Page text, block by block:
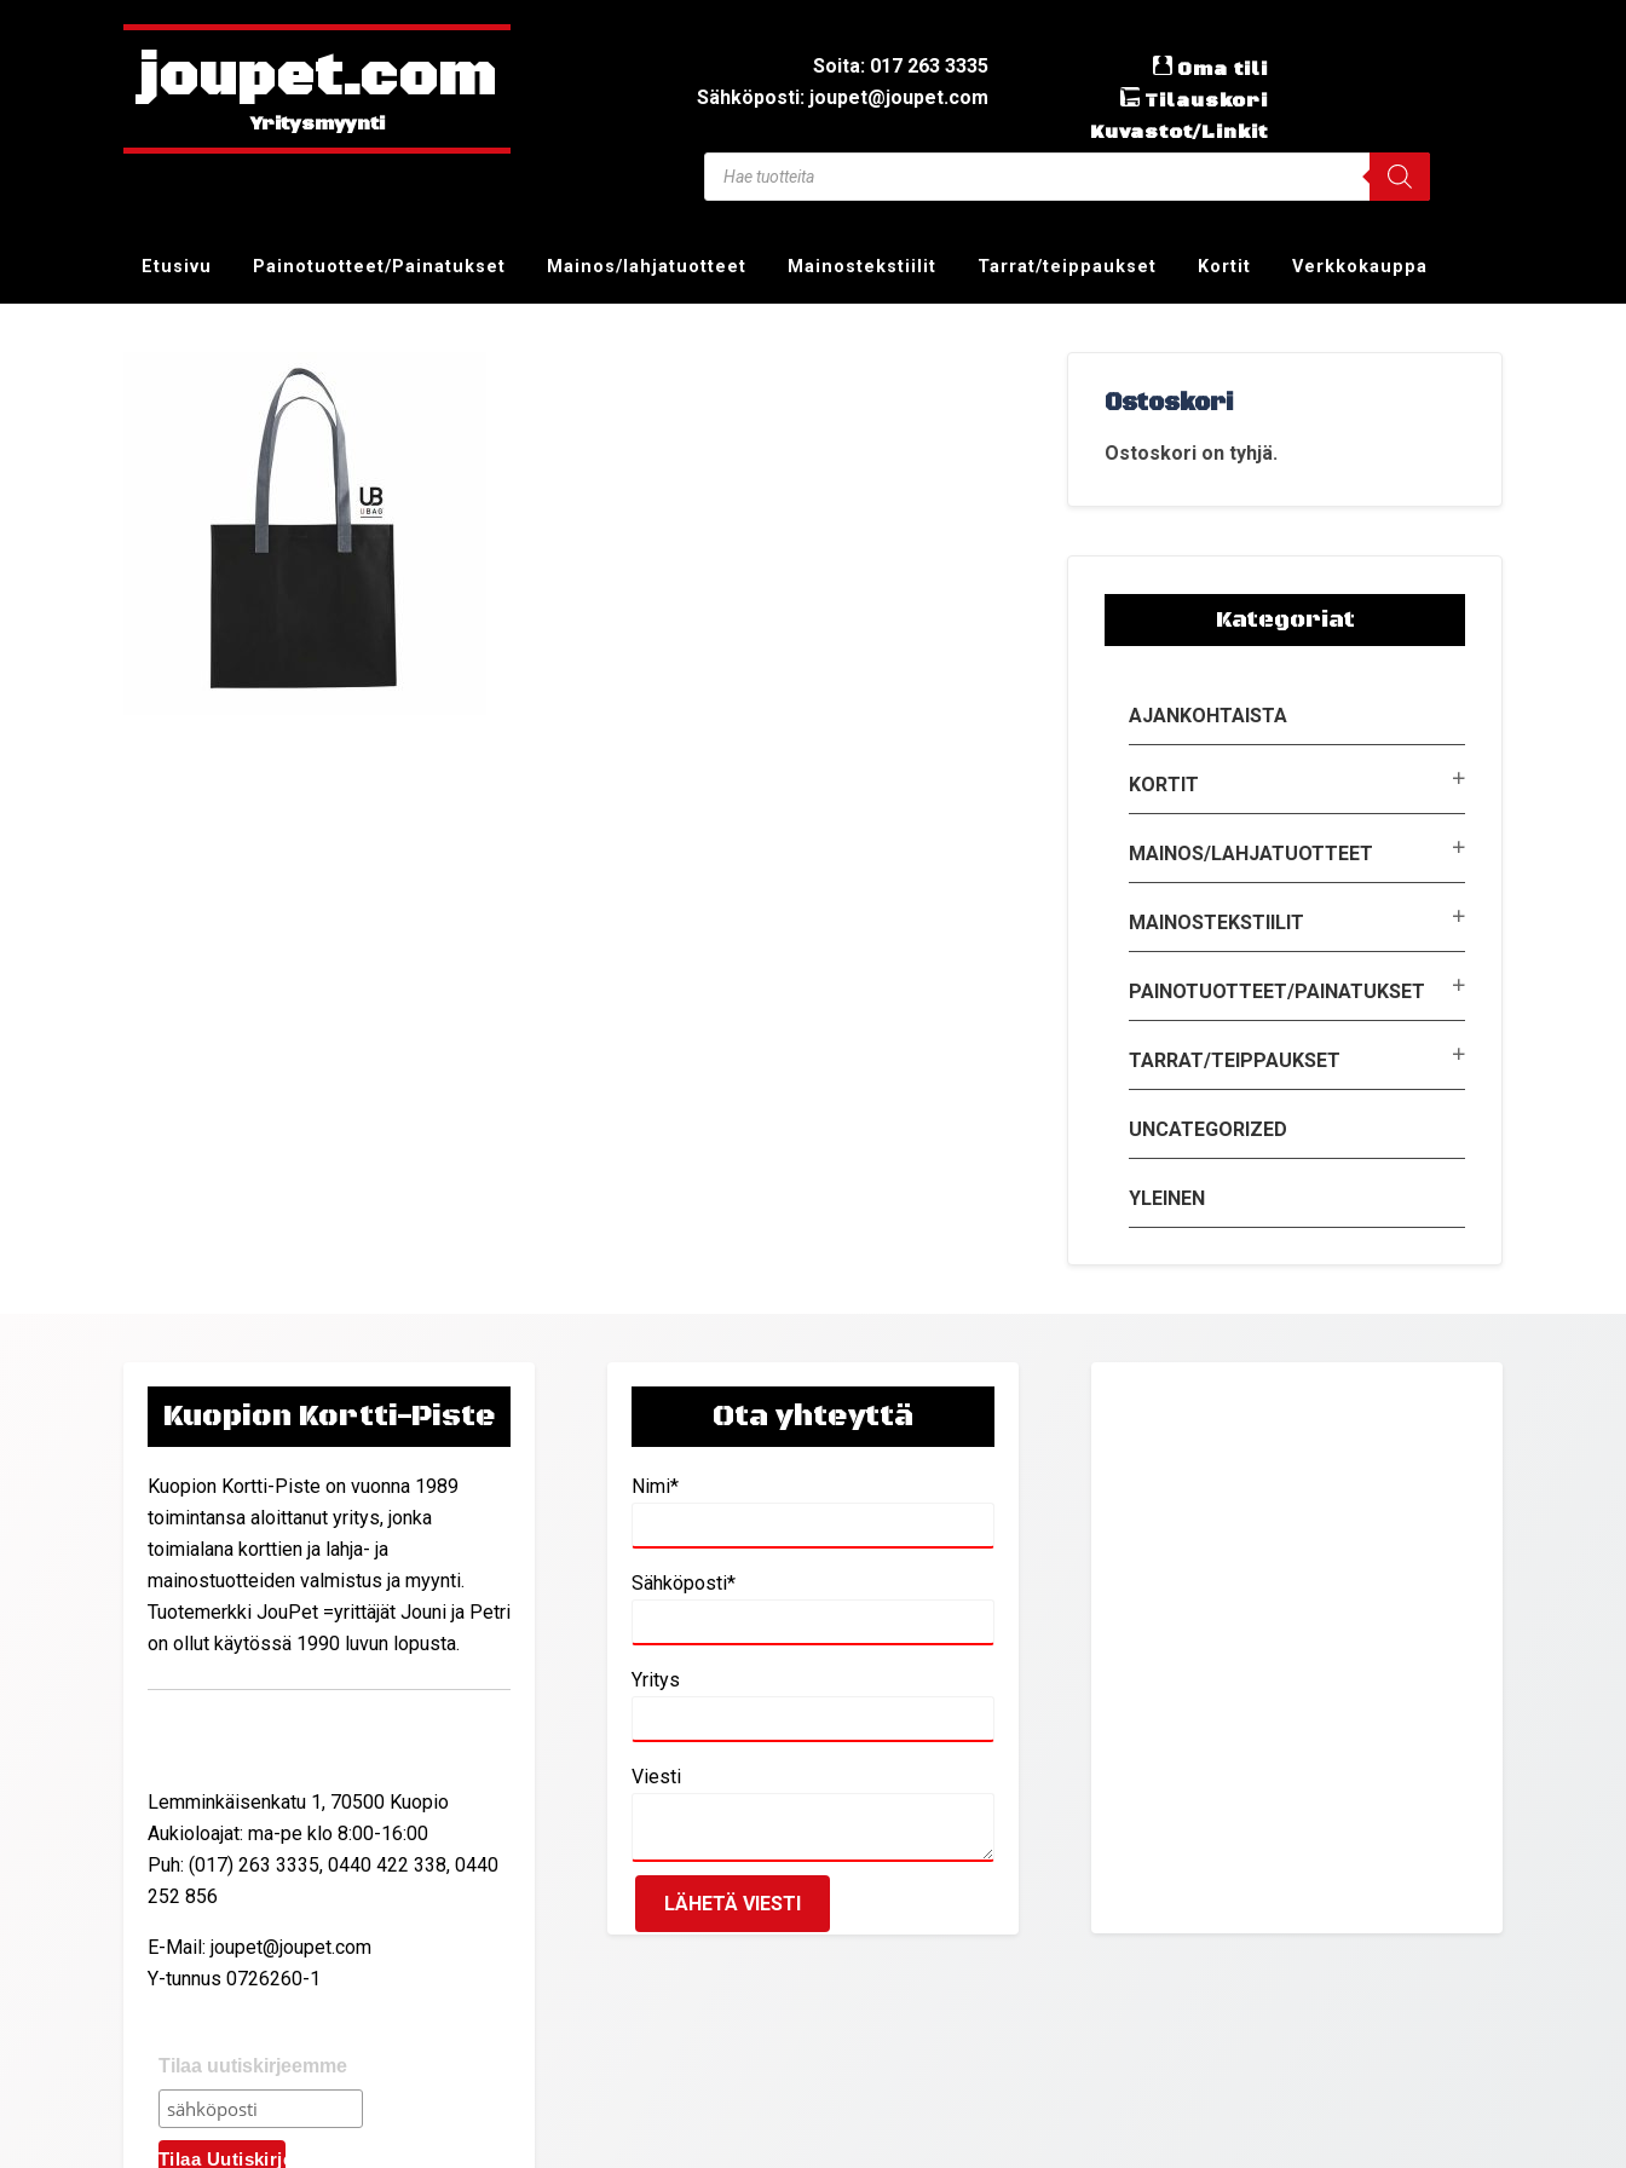
joupet.com
Soita: 017 263 3335
Sähköposti: joupet@joupet.com
Oma tili
Tilauskori
Kuvastot/Linkit
Etusivu Painotuotteet/Painatukset Mainos/lahjatuotteet Mainostekstiilit Tarrat/teippaukset Kortit Verkkokauppa
Ostoskori
Ostoskori on tyhjä.
Kategoriat
AJANKOHTAISTA
KORTIT
MAINOS/LAHJATUOTTEET
MAINOSTEKSTIILIT
PAINOTUOTTEET/PAINATUKSET
TARRAT/TEIPPAUKSET
UNCATEGORIZED
YLEINEN
Kuopion Kortti-Piste
Kuopion Kortti-Piste on vuonna 1989
toimintansa aloittanut yritys, jonka
toimialana korttien ja lahja- ja
mainostuotteiden valmistus ja myynti.
Tuotemerkki JouPet =yrittäjät Jouni ja Petri
on ollut käytössä 1990 luvun lopusta.
Lemminkäisenkatu 1, 70500 Kuopio
Aukioloajat: ma-pe klo 8:00-16:00
Puh: (017) 263 3335, 0440 422 338, 0440
252 856
E-Mail: joupet@joupet.com
Y-tunnus 0726260-1
Tilaa uutiskirjeemme
Ota yhteyttä
Nimi*
Sähköposti*
Yritys
Viesti